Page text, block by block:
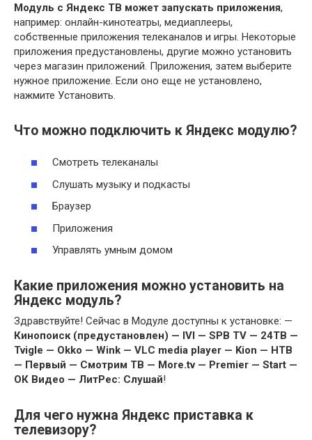
Модуль с Яндекс ТВ может запускать приложения,
например: онлайн-кинотеатры, медиаплееры,
собственные приложения телеканалов и игры. Некоторые
приложения предустановлены, другие можно установить
через магазин приложений. Приложения, затем выберите
нужное приложение. Если оно еще не установлено,
нажмите Установить.
Что можно подключить к Яндекс модулю?
Смотреть телеканалы
Слушать музыку и подкасты
Браузер
Приложения
Управлять умным домом
Какие приложения можно установить на
Яндекс модуль?
Здравствуйте! Сейчас в Модуле доступны к установке: —
Кинопоиск (предустановлен) — IVI — SPB TV — 24ТВ —
Tvigle — Okko — Wink — VLC media player — Kion — НТВ
— Первый — Смотрим ТВ — More.tv — Premier — Start —
ОК Видео — ЛитРес: Слушай!
Для чего нужна Яндекс приставка к
телевизору?